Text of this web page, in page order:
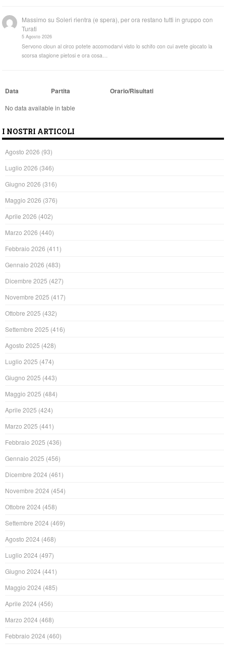
Massimo suSoleri rientra (e spera), per ora restano tutti in gruppo con
Turati
5 Agosto 2026
Servono cloun al circo potete accomodarvi visto lo schifo con cui avete giocato la
scorsa stagione pietosi e ora cosa…
Data Partita Orario/Risultati
No data available in table
I NOSTRI ARTICOLI
Agosto 2026 (93)
Luglio 2026 (346)
Giugno 2026 (316)
Maggio 2026 (376)
Aprile 2026 (402)
Marzo 2026 (440)
Febbraio 2026 (411)
Gennaio 2026 (483)
Dicembre 2025 (427)
Novembre 2025 (417)
Ottobre 2025 (432)
Settembre 2025 (416)
Agosto 2025 (428)
Luglio 2025 (474)
Giugno 2025 (443)
Maggio 2025 (484)
Aprile 2025 (424)
Marzo 2025 (441)
Febbraio 2025 (436)
Gennaio 2025 (456)
Dicembre 2024 (461)
Novembre 2024 (454)
Ottobre 2024 (458)
Settembre 2024 (469)
Agosto 2024 (468)
Luglio 2024 (497)
Giugno 2024 (441)
Maggio 2024 (485)
Aprile 2024 (456)
Marzo 2024 (468)
Febbraio 2024 (460)